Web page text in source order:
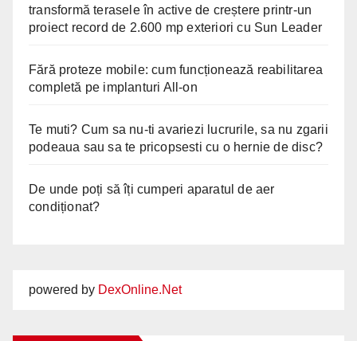
transformă terasele în active de creștere printr-un
proiect record de 2.600 mp exteriori cu Sun Leader
Fără proteze mobile: cum funcționează reabilitarea
completă pe implanturi All-on
Te muti? Cum sa nu-ti avariezi lucrurile, sa nu zgarii
podeaua sau sa te pricopsesti cu o hernie de disc?
De unde poți să îți cumperi aparatul de aer
condiționat?
powered by DexOnline.Net